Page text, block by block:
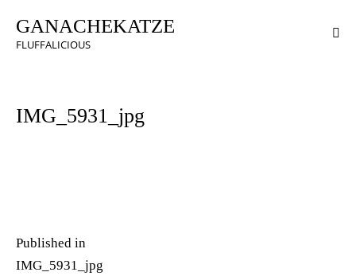
GANACHEKATZE
FLUFFALICIOUS
IMG_5931_jpg
Published in
IMG_5931_jpg